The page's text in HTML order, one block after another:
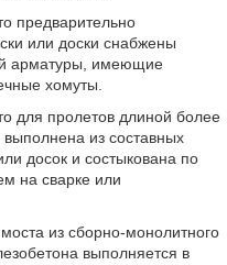
предварительно
или доски снабжены
арматуры, имеющие
хомуты.
для пролетов длиной более
из составных
досок и состыкована по
на сварке или
из сборно-монолитного
выполняется в